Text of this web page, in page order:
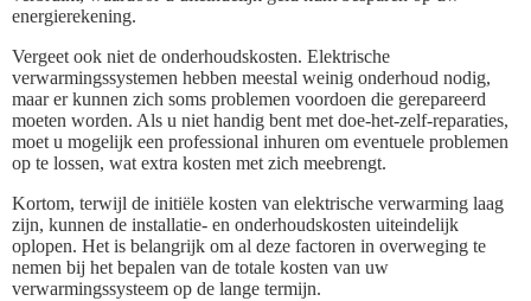
energierekening.
Vergeet ook niet de onderhoudskosten. Elektrische
verwarmingssystemen hebben meestal weinig onderhoud nodig,
maar er kunnen zich soms problemen voordoen die gerepareerd
moeten worden. Als u niet handig bent met doe-het-zelf-reparaties,
moet u mogelijk een professional inhuren om eventuele problemen
op te lossen, wat extra kosten met zich meebrengt.
Kortom, terwijl de initiële kosten van elektrische verwarming laag
zijn, kunnen de installatie- en onderhoudskosten uiteindelijk
oplopen. Het is belangrijk om al deze factoren in overweging te
nemen bij het bepalen van de totale kosten van uw
verwarmingssysteem op de lange termijn.